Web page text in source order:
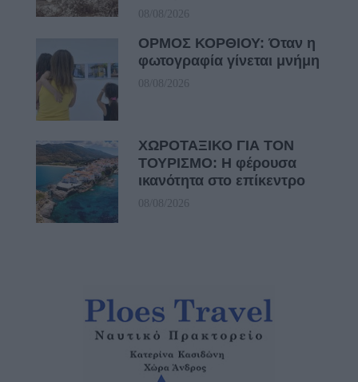
08/08/2026
ΟΡΜΟΣ ΚΟΡΘΙΟΥ: Όταν η
φωτογραφία γίνεται μνήμη
08/08/2026
ΧΩΡΟΤΑΞΙΚΟ ΓΙΑ ΤΟΝ
ΤΟΥΡΙΣΜΟ: Η φέρουσα
ικανότητα στο επίκεντρο
08/08/2026